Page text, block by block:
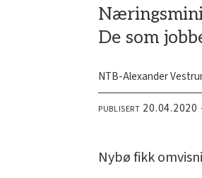
De som
NTB-Alexander
PUBLISERT
Nybø fikk